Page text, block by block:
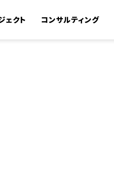
ェクト コンサルティング